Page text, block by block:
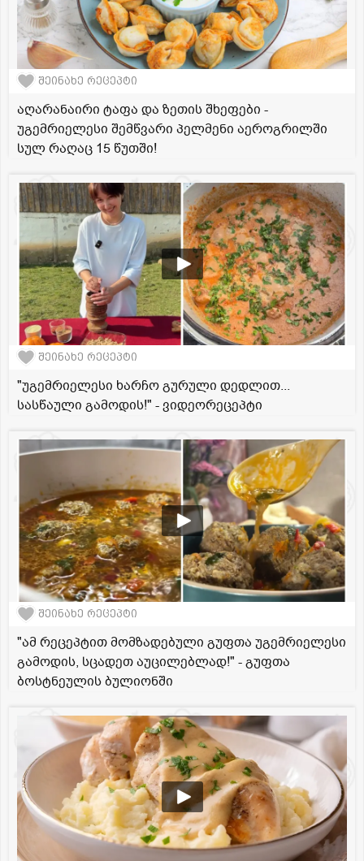
შეინახე რეცეპტი
აღარანაირი ტაფა და ზეთის შხეფები -
უგემრიელესი შემწვარი პელმენი აეროგრილში
სულ რაღაც 15 წუთში!
შეინახე რეცეპტი
"უგემრიელესი ხარჩო გურული დედლით...
სასწაული გამოდის!" - ვიდეორეცეპტი
შეინახე რეცეპტი
"ამ რეცეპტით მომზადებული გუფთა უგემრიელესი
გამოდის, სცადეთ აუცილებლად!" - გუფთა
ბოსტნეულის ბულიონში